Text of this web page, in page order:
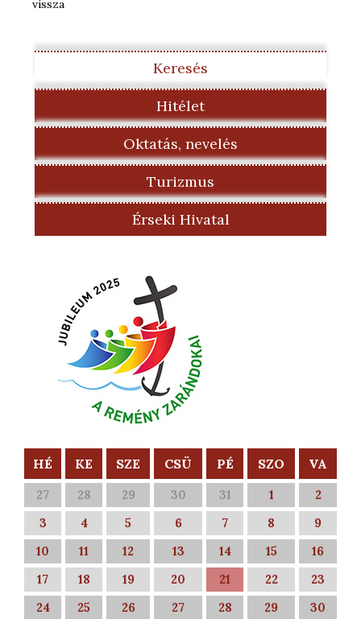
vissza
Keresés
Hitélet
Oktatás, nevelés
Turizmus
Érseki Hivatal
HÉ KE SZE CSÜ PÉ SZO VA
27 28 29 30 31 1
2
3
4 5 6 7 8
9
10
11 12 13 14 15
16
17
18 19 20 21 22
23
24
25 26 27 28 29
30